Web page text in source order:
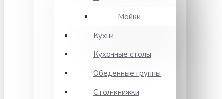
Мойки
Кухни
Кухонные столы
Обеденные группы
Стол-книжки